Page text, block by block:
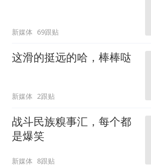
新媒体 69跟贴
这滑的挺远的哈，棒棒哒
新媒体 2跟贴
战斗民族糗事汇，每个都
是爆笑
新媒体 8跟贴